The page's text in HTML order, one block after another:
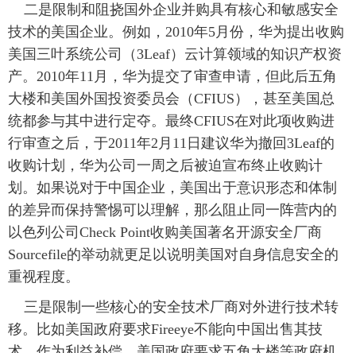
二是限制和阻挠国外企业并购具有核心和敏感安全
技术的美国企业。例如，2010年5月份，华为提出收购
美国三叶系统公司（3Leaf）云计算领域的知识产权资
产。2010年11月，华为提交了审查申请，但此后五角
大楼和美国外国投资委员会（CFIUS），甚至美国总
统都参与其中进行定夺。最终CFIUS在对此项收购进
行审查之后，于2011年2月11日建议华为撤回3Leaf的
收购计划，华为公司一周之后被迫宣布终止收购计
划。如果说对于中国企业，美国出于意识形态和体制
的差异而保持警惕可以理解，那么阻止同一阵营内的
以色列公司Check Point收购美国著名开源安全厂商
Sourcefile的举动就更足以说明美国对自身信息安全的
重视程度。
三是限制一些核心的安全技术厂商对外进行技术转
移。比如美国政府要求Fireeye不能向中国出售其技